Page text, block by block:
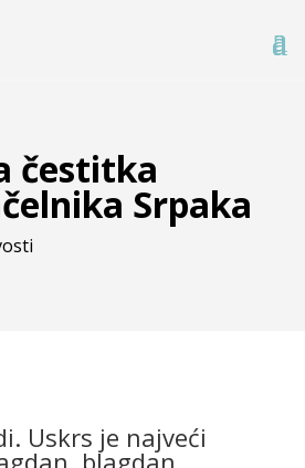
čestitka
Srpaka
Uskrs je najveći
blagdan